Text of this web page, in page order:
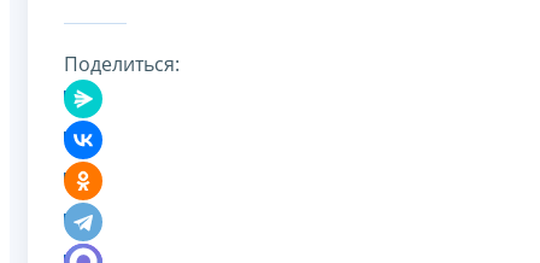
Поделиться: